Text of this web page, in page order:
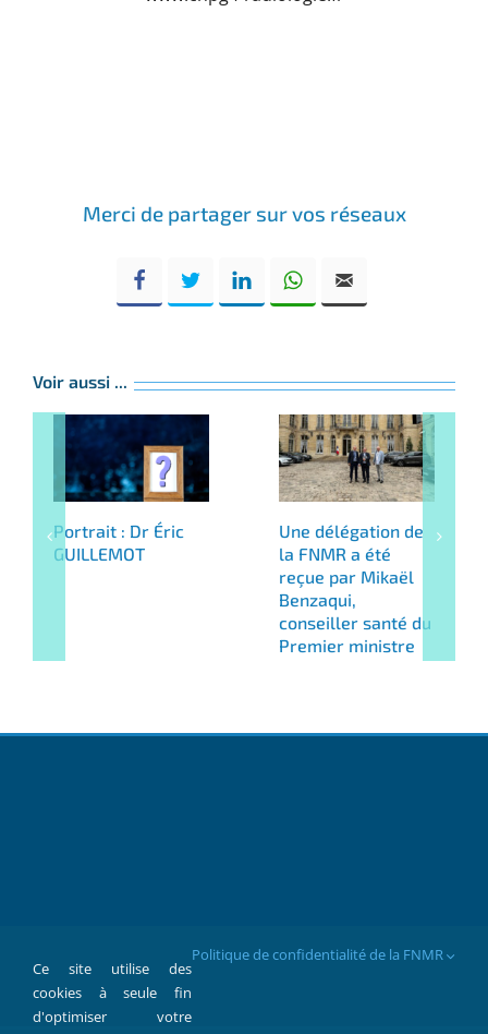
Merci de partager sur vos réseaux
Voir aussi ...
Portrait : Dr Éric
GUILLEMOT
Une délégation de
la FNMR a été
reçue par Mikaël
Benzaqui,
conseiller santé du
Premier ministre
Ce site utilise des
cookies à seule fin
d'optimiser votre
Politique de confidentialité de la FNMR